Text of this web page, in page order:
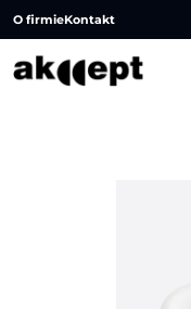
O firmieKontakt